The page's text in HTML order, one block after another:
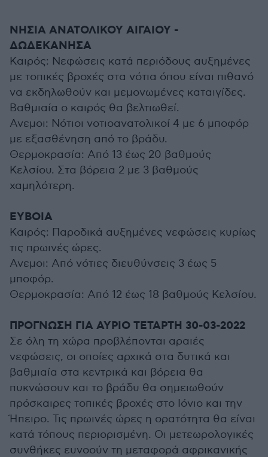
ΝΗΣΙΑ ΑΝΑΤΟΛΙΚΟΥ ΑΙΓΑΙΟΥ -
ΔΩΔΕΚΑΝΗΣΑ
Καιρός: Νεφώσεις κατά περιόδους αυξημένες
με τοπικές βροχές στα νότια όπου είναι πιθανό
να εκδηλωθούν και μεμονωμένες καταιγίδες.
Βαθμιαία ο καιρός θα βελτιωθεί.
Ανεμοι: Νότιοι νοτιοανατολικοί 4 με 6 μποφόρ
με εξασθένηση από το βράδυ.
Θερμοκρασία: Από 13 έως 20 βαθμούς
Κελσίου. Στα βόρεια 2 με 3 βαθμούς
χαμηλότερη.
ΕΥΒΟΙΑ
Καιρός: Παροδικά αυξημένες νεφώσεις κυρίως
τις πρωινές ώρες.
Ανεμοι: Από νότιες διευθύνσεις 3 έως 5
μποφόρ.
Θερμοκρασία: Από 12 έως 18 βαθμούς Κελσίου.
ΠΡΟΓΝΩΣΗ ΓΙΑ ΑΥΡΙΟ ΤΕΤΑΡΤΗ 30-03-2022
Σε όλη τη χώρα προβλέπονται αραιές
νεφώσεις, οι οποίες αρχικά στα δυτικά και
βαθμιαία στα κεντρικά και βόρεια θα
πυκνώσουν και το βράδυ θα σημειωθούν
πρόσκαιρες τοπικές βροχές στο Ιόνιο και την
Ήπειρο. Τις πρωινές ώρες η ορατότητα θα είναι
κατά τόπους περιορισμένη. Οι μετεωρολογικές
συνθήκες ευνοούν τη μεταφορά αφρικανικής